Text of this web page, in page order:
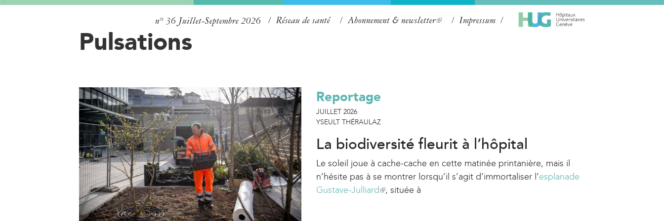
au
n° 36 Juillet-Septembre 2026 Réseau de santé Abonnement & newsletter(
e
r
Impressum
Pulsations
Reportage
JUILLET 2026
YSEULT THÉRAULAZ
La biodiversité fleurit à l’hôpital
Le soleil joue à cache-cache en cette matinée printanière, mais il
n’hésite pas à se montrer lorsqu’il s’agit d’immortaliser l’esplanade
Gustave-Julliard( , située à